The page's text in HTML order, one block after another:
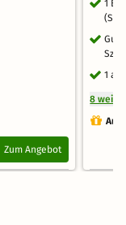
Zum Angebot
1
1
8